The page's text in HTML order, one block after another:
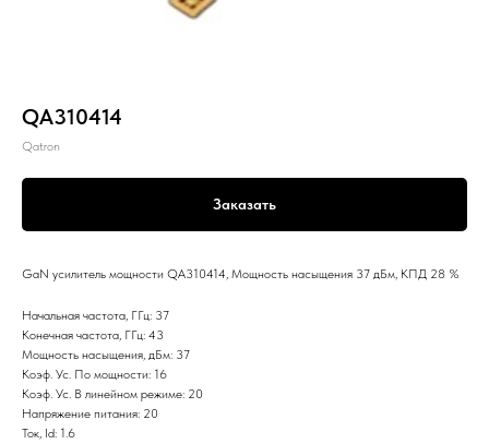
QA310414
Qatron
Заказать
GaN усилитель мощности QA310414, Мощность насыщения 37 дБм, КПД 28 %
Начальная частота, ГГц: 37
Конечная частота, ГГц: 43
Мощность насыщения, дБм: 37
Коэф. Ус. По мощности: 16
Коэф. Ус. В линейном режиме: 20
Напряжение питания: 20
Ток, Id: 1.6